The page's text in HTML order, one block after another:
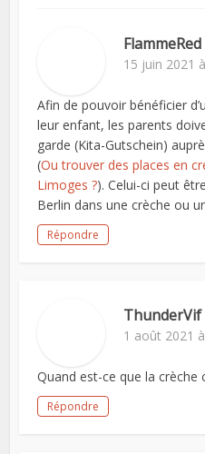
FlammeRed
15 juin 2021
Afin de pouvoir bénéficier
leur enfant, les parents
garde (Kita-Gutschein)
(Ou trouver des places en
Limoges ?). Celui-ci peut
Berlin dans une crèche ou
Répondre
ThunderVif
1 août 2021
Quand est-ce que la crèche
Répondre